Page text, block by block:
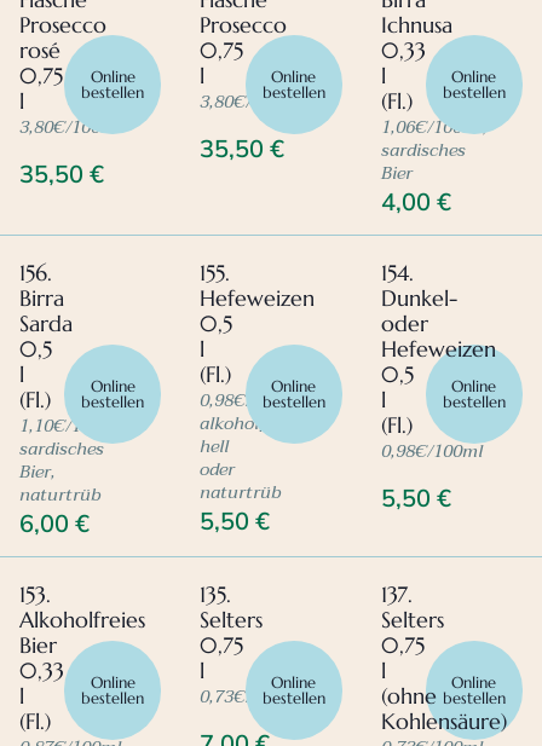
Prosecco
rosé
0,75
l
35,50 €
3,80€/100ml
Online
bestellen
Prosecco
0,75
l
35,50€
3,80€/100ml
Online
bestellen
Ichnusa
0,33
l
(Fl.)
4,00 €
1,06€/100ml,
sardisches
Bier
Online
bestellen
156.
Birra
Sarda
0,5
l
(Fl.)
6,00 €
1,10€/100ml,
sardisches
Bier,
naturtrüb
Online
bestellen
155.
Hefeweizen
0,5
l
(Fl.)
5,50€
0,98€/100ml,
alkoholfrei,
hell
oder
naturtrüb
Online
bestellen
154.
Dunkel-
oder
Hefeweizen
0,5
l
(Fl.)
5,50 €
0,98€/100ml
Online
bestellen
153.
Alkoholfreies
Bier
0,33
l
(Fl.)
Online
bestellen
135.
Selters
0,75
l
0,73€/100ml
Online
bestellen
137.
Selters
0,75
l
(ohne
Kohlensäure)
Online
bestellen